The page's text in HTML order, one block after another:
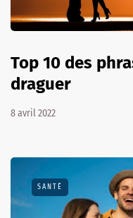
Top 10 des
draguer
8 avril 2022
SANTÉ